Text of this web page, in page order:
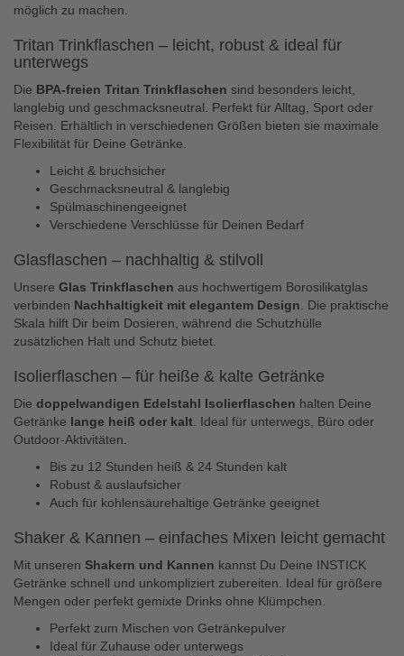
möglich zu machen.
Tritan Trinkflaschen – leicht, robust & ideal für
unterwegs
Die BPA-freien Tritan Trinkflaschen sind besonders leicht,
langlebig und geschmacksneutral. Perfekt für Alltag, Sport oder
Reisen. Erhältlich in verschiedenen Größen bieten sie maximale
Flexibilität für Deine Getränke.
Leicht & bruchsicher
Geschmacksneutral & langlebig
Spülmaschinengeeignet
Verschiedene Verschlüsse für Deinen Bedarf
Glasflaschen – nachhaltig & stilvoll
Unsere Glas Trinkflaschen aus hochwertigem Borosilikatglas
verbinden Nachhaltigkeit mit elegantem Design . Die praktische
Skala hilft Dir beim Dosieren, während die Schutzhülle
zusätzlichen Halt und Schutz bietet.
Isolierflaschen – für heiße & kalte Getränke
Die doppelwandigen Edelstahl Isolierflaschen halten Deine
Getränke lange heiß oder kalt . Ideal für unterwegs, Büro oder
Outdoor-Aktivitäten.
Bis zu 12 Stunden heiß & 24 Stunden kalt
Robust & auslaufsicher
Auch für kohlensäurehaltige Getränke geeignet
Shaker & Kannen – einfaches Mixen leicht gemacht
Mit unseren Shakern und Kannen kannst Du Deine INSTICK
Getränke schnell und unkompliziert zubereiten. Ideal für größere
Mengen oder perfekt gemixte Drinks ohne Klümpchen.
Perfekt zum Mischen von Getränkepulver
Ideal für Zuhause oder unterwegs